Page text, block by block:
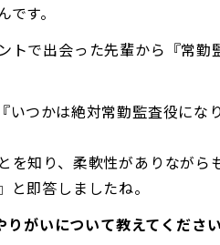
す。
トで出会った先輩から『常勤
つかは絶対常勤監査役にな
を知り、柔軟性がありながら
即答しましたね。
がいについて教えてください